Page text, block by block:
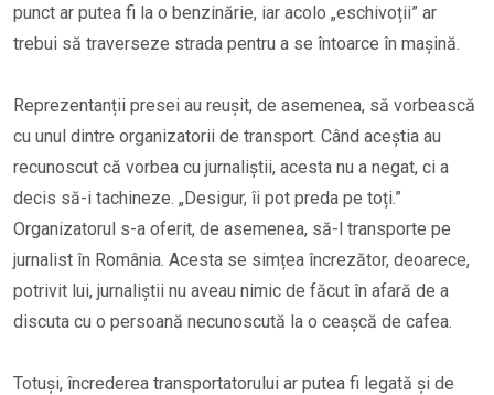
punct ar putea fi la o benzinărie, iar acolo „eschivoții” ar
trebui să traverseze strada pentru a se întoarce în mașină.
Reprezentanții presei au reușit, de asemenea, să vorbească
cu unul dintre organizatorii de transport. Când aceștia au
recunoscut că vorbea cu jurnaliștii, acesta nu a negat, ci a
decis să-i tachineze. „Desigur, îi pot preda pe toți.”
Organizatorul s-a oferit, de asemenea, să-l transporte pe
jurnalist în România. Acesta se simțea încrezător, deoarece,
potrivit lui, jurnaliștii nu aveau nimic de făcut în afară de a
discuta cu o persoană necunoscută la o ceașcă de cafea.
Totuși, încrederea transportatorului ar putea fi legată și de